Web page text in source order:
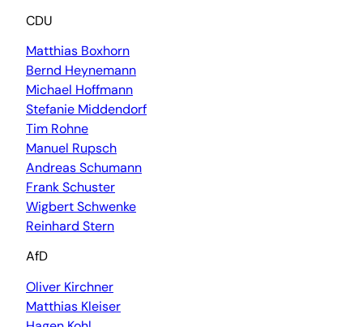
CDU
Matthias Boxhorn
Bernd Heynemann
Michael Hoffmann
Stefanie Middendorf
Tim Rohne
Manuel Rupsch
Andreas Schumann
Frank Schuster
Wigbert Schwenke
Reinhard Stern
AfD
Oliver Kirchner
Matthias Kleiser